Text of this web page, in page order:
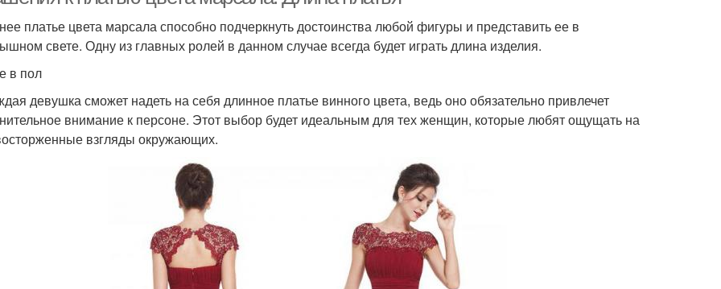
платье цвета марсала способно подчеркнуть достоинства любой фигуры и представить ее в
свете. Одну из главных ролей в данном случае всегда будет играть длина изделия.
в пол
девушка сможет надеть на себя длинное платье винного цвета, ведь оно обязательно привлечет
внимание к персоне. Этот выбор будет идеальным для тех женщин, которые любят ощущать на
взгляды окружающих.